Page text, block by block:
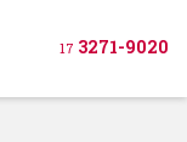
17 3271-9020